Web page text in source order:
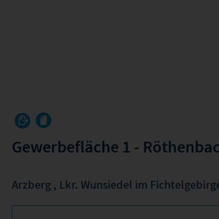
Gewerbefläche 1 -
Arzberg , Lkr. Wunsiedel im